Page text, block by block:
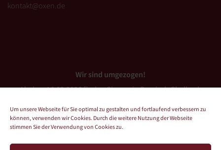
Um unsere Webseite für Sie optimal zu gestalten und fortlaufend verbessern zu
können, verwenden wir Cookies. Durch die weitere Nutzung der Webseite
stimmen Sie der Verwendung von Cookies zu.
kontakt@oxen.de
Wir sind umgezogen!
Ab dem 16.03.2026 finden Sie uns in Bergisch Gladbach